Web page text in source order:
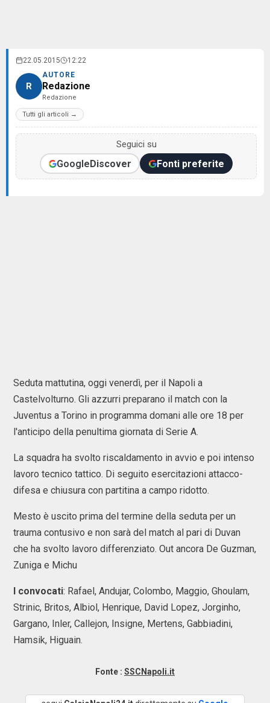
22.05.2015 12:22
R
AUTORE
Redazione
Redazione
Tutti gli articoli →
Seguici su
GoogleDiscover Fonti preferite
Seduta mattutina, oggi venerdì, per il Napoli a
Castelvolturno. Gli azzurri preparano il match con la
Juventus a Torino in programma domani alle ore 18 per
l'anticipo della penultima giornata di Serie A.
La squadra ha svolto riscaldamento in avvio e poi intenso
lavoro tecnico tattico. Di seguito esercitazioni attacco-
difesa e chiusura con partitina a campo ridotto.
Mesto è uscito prima del termine della seduta per un
trauma contusivo e non sarà del match al pari di Duvan
che ha svolto lavoro differenziato. Out ancora De Guzman,
Zuniga e Michu
I convocati: Rafael, Andujar, Colombo, Maggio, Ghoulam,
Strinic, Britos, Albiol, Henrique, David Lopez, Jorginho,
Gargano, Inler, Callejon, Insigne, Mertens, Gabbiadini,
Hamsik, Higuain.
Fonte : SSCNapoli.it